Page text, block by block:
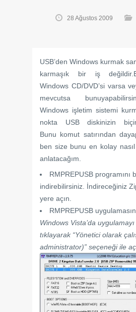
28 Ağustos 2009
USB’den Windows kurmak
karmaşık bir iş
Windows CD/DVD’si varsa
mevcutsa
Windows işletim sistemi
nokta USB diskinizin
Bunu komut satırından
ben size bunu en kolay nasıl
anlatacağım.
RMPREPUSB programını
indirebilirsiniz. İndireceğiniz
yere açın.
RMPREPUSB
Windows Vista’da
tıklayarak “Yönetici olarak
administrator)” seçeneği ile